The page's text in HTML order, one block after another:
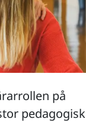
på
pedagogisk